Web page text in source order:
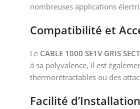
nombreuses applications
Compatibilité et
Le CABLE 1000 SE1V GRIS
à sa polyvalence, il est
thermorétractables ou des
Facilité d’Installation